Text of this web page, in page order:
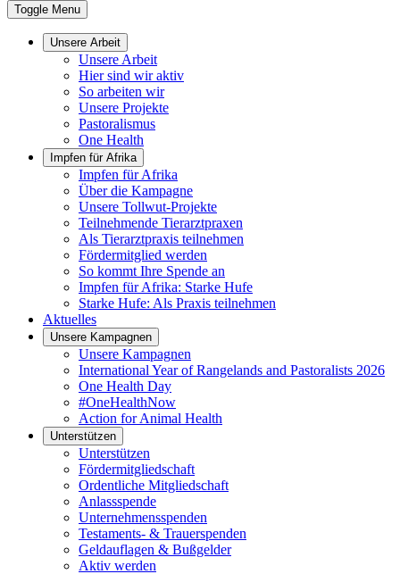
Toggle Menu
Unsere Arbeit
Unsere Arbeit
Hier sind wir aktiv
So arbeiten wir
Unsere Projekte
Pastoralismus
One Health
Impfen für Afrika
Impfen für Afrika
Über die Kampagne
Unsere Tollwut-Projekte
Teilnehmende Tierarztpraxen
Als Tierarztpraxis teilnehmen
Fördermitglied werden
So kommt Ihre Spende an
Impfen für Afrika: Starke Hufe
Starke Hufe: Als Praxis teilnehmen
Aktuelles
Unsere Kampagnen
Unsere Kampagnen
International Year of Rangelands and Pastoralists 2026
One Health Day
#OneHealthNow
Action for Animal Health
Unterstützen
Unterstützen
Fördermitgliedschaft
Ordentliche Mitgliedschaft
Anlassspende
Unternehmensspenden
Testaments- & Trauerspenden
Geldauflagen & Bußgelder
Aktiv werden